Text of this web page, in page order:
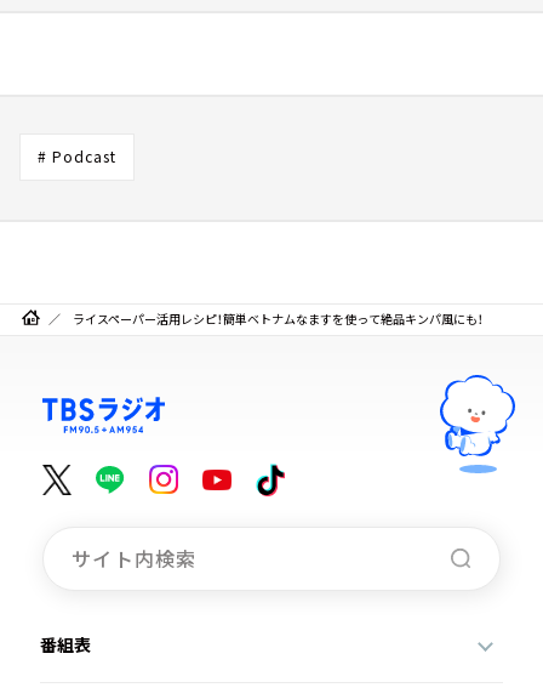
# Podcast
ライスペーパー活用レシピ！簡単ベトナムなますを使って絶品キンパ風にも！
番組表